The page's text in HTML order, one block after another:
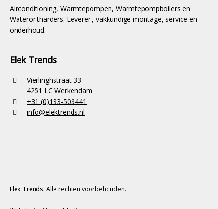
Airconditioning, Warmtepompen, Warmtepompboilers en
Waterontharders. Leveren, vakkundige montage, service en
onderhoud.
Elek Trends
Vierlinghstraat 33
4251 LC Werkendam
+31 (0)183-503441
info@elektrends.nl
Elek Trends. Alle rechten voorbehouden.